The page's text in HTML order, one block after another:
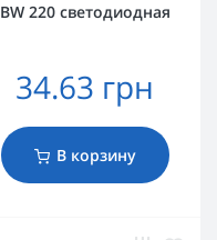
BW 220 светодиодная
34.63 грн
В корзину